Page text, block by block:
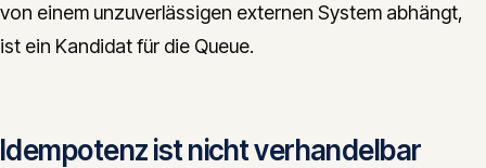
von einem unzuverlässigen externen System abhängt,
ist ein Kandidat für die Queue.
Idempotenz ist nicht verhandelbar